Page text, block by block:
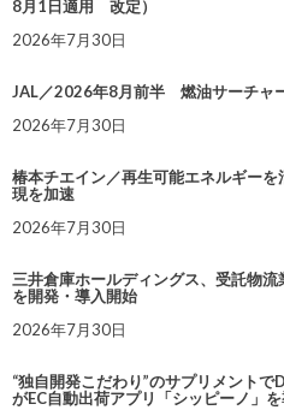
8月1日適用 改定）
2026年7月30日
JAL／2026年8月前半 燃油サーチャ
2026年7月30日
椿本チエイン／再生可能エネルギー
現を加速
2026年7月30日
三井倉庫ホールディングス、受託物流
を開発・導入開始
2026年7月30日
“独自開発こだわり”のサプリメントで
がEC自動出荷アプリ「シッピーノ」